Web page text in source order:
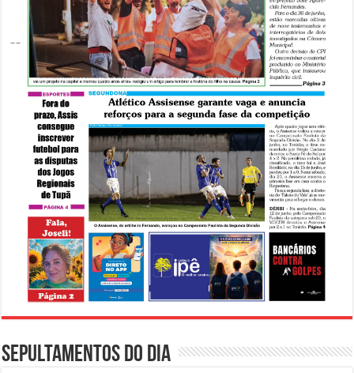
Sepultamentos do dia